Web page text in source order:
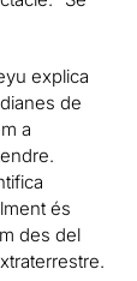
explica
de
a
és
des del